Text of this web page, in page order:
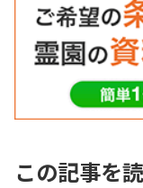
この記事を